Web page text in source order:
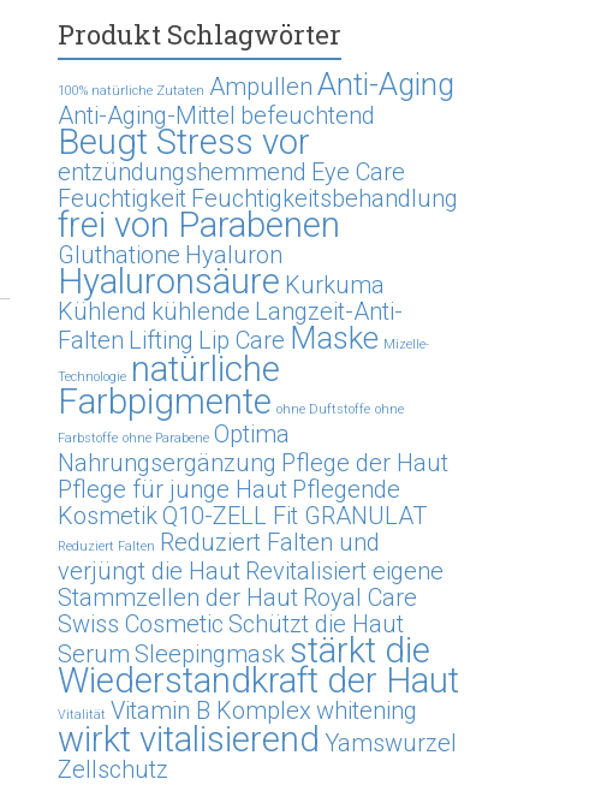
Produkt Schlagwörter
100% natürliche Zutaten Ampullen Anti-Aging
Anti-Aging-Mittel befeuchtend
Beugt Stress vor
entzündungshemmend Eye Care
Feuchtigkeit Feuchtigkeitsbehandlung
frei von Parabenen
Gluthatione Hyaluron
Hyaluronsäure Kurkuma
Kühlend kühlende Langzeit-Anti-
Falten Lifting Lip Care Maske Mizelle-
Technologie natürliche
Farbpigmente ohne Duftstoffe ohne
Farbstoffe ohne Parabene Optima
Nahrungsergänzung Pflege der Haut
Pflege für junge Haut Pflegende
KosmetikQ10-ZELL Fit GRANULAT
Reduziert Falten Reduziert Falten und
verjüngt die Haut Revitalisiert eigene
Stammzellen der Haut Royal Care
Swiss Cosmetic Schützt die Haut
Serum Sleepingmask stärkt die
Wiederstandkraft der Haut
Vitalität Vitamin B Komplex whitening
wirkt vitalisierend Yamswurzel
Zellschutz